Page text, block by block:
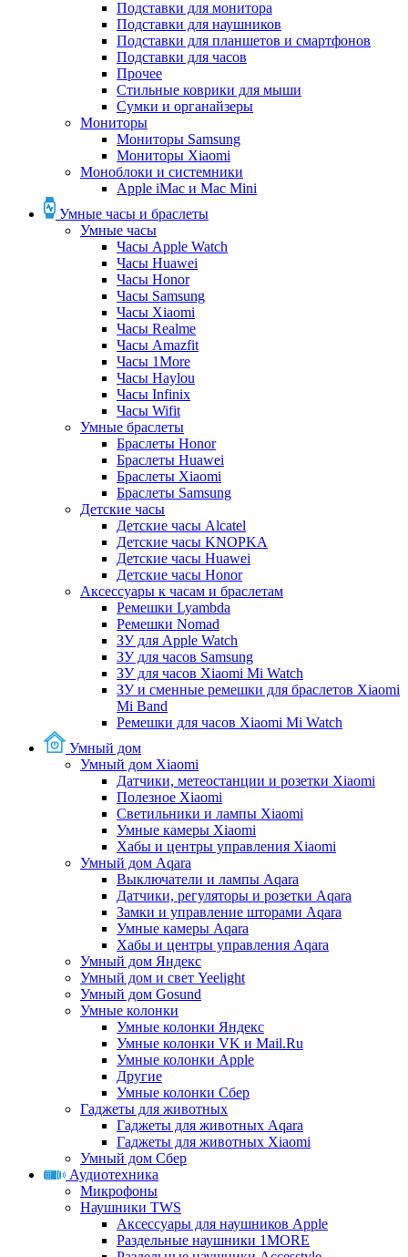
Подставки для монитора
Подставки для наушников
Подставки для планшетов и смартфонов
Подставки для часов
Прочее
Стильные коврики для мыши
Сумки и органайзеры
Мониторы
Мониторы Samsung
Мониторы Xiaomi
Моноблоки и системники
Apple iMac и Mac Mini
Умные часы и браслеты
Умные часы
Часы Apple Watch
Часы Huawei
Часы Honor
Часы Samsung
Часы Xiaomi
Часы Realme
Часы Amazfit
Часы 1More
Часы Haylou
Часы Infinix
Часы Wifit
Умные браслеты
Браслеты Honor
Браслеты Huawei
Браслеты Xiaomi
Браслеты Samsung
Детские часы
Детские часы Alcatel
Детские часы KNOPKA
Детские часы Huawei
Детские часы Honor
Аксессуары к часам и браслетам
Ремешки Lyambda
Ремешки Nomad
ЗУ для Apple Watch
ЗУ для часов Samsung
ЗУ для часов Xiaomi Mi Watch
ЗУ и сменные ремешки для браслетов Xiaomi
Mi Band
Ремешки для часов Xiaomi Mi Watch
Умный дом
Умный дом Xiaomi
Датчики, метеостанции и розетки Xiaomi
Полезное Xiaomi
Светильники и лампы Xiaomi
Умные камеры Xiaomi
Хабы и центры управления Xiaomi
Умный дом Aqara
Выключатели и лампы Aqara
Датчики, регуляторы и розетки Aqara
Замки и управление шторами Aqara
Умные камеры Aqara
Хабы и центры управления Aqara
Умный дом Яндекс
Умный дом и свет Yeelight
Умный дом Gosund
Умные колонки
Умные колонки Яндекс
Умные колонки VK и Mail.Ru
Умные колонки Apple
Другие
Умные колонки Сбер
Гаджеты для животных
Гаджеты для животных Aqara
Гаджеты для животных Xiaomi
Умный дом Сбер
Аудиотехника
Микрофоны
Наушники TWS
Аксессуары для наушников Apple
Раздельные наушники 1MORE